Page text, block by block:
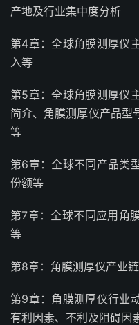
产地及行业集中度分析
第4章：全球角膜测厚仪
入等
第5章：全球角膜测厚仪
简介、角膜测厚仪产品型
等
第6章：全球不同产品类
份额等
第7章：全球不同应用角
等
第8章：角膜测厚仪产业
第9章：角膜测厚仪行业
有利因素、不利及阻碍因